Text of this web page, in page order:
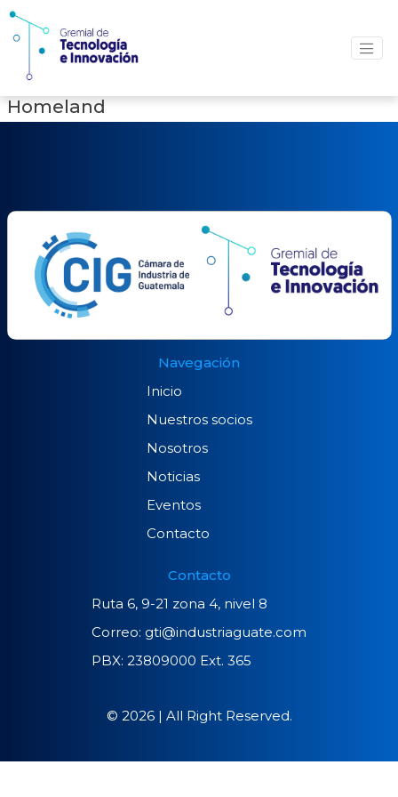
Homeland
Navegación
Inicio
Nuestros socios
Nosotros
Noticias
Eventos
Contacto
Contacto
Ruta 6, 9-21 zona 4, nivel 8
Correo: gti@industriaguate.com
PBX: 23809000 Ext. 365
© 2026 | All Right Reserved.